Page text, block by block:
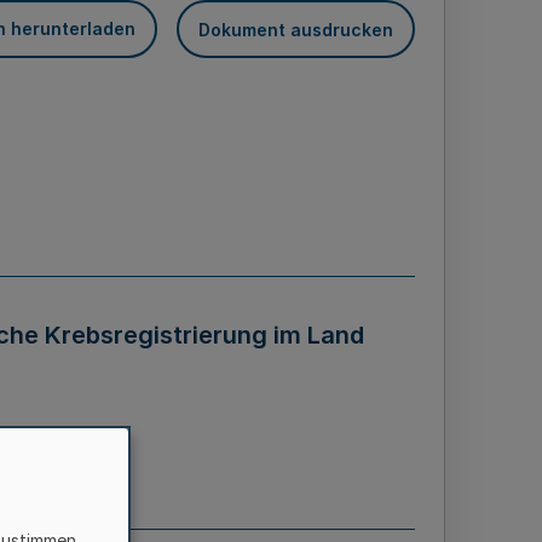
herunterladen Dokument ausdrucken
Krebsregistrierung im Land